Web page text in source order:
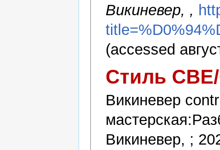
Викиневер, ,
(accessed
Стиль
Викиневер
Викиневер, ;